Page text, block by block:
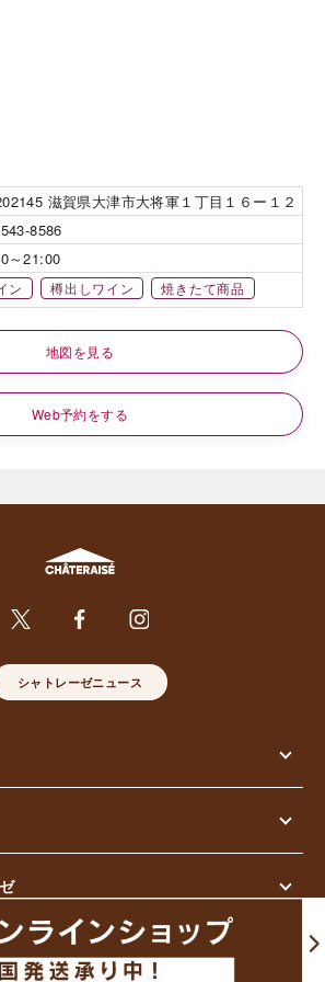
滋賀県大津市大将軍１丁目１６ー１２
8586
～21:00
ン 樽出しワイン 焼きたて商品
地図を見る
Web予約をする
シャトレーゼニュース
Co.,Ltd. All Rights Reserved.